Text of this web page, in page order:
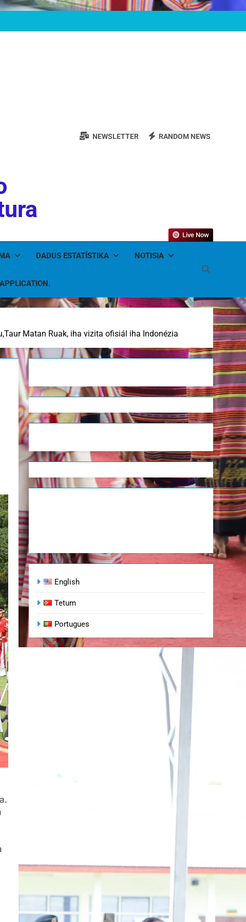
NEWSLETTER RANDOM NEWS
DADUS ESTATÍSTIKA NOTISIA
Live Now
Matan Ruak, iha vizita ofisiál iha Indonézia
English
Tetum
Portugues